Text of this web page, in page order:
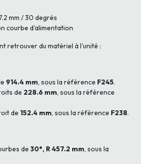
mm / 30 degrés
courbe d'alimentation
retrouver du matériel à l'unité :
914.4 mm, sous la référence F245.
de 228.6 mm, sous la référence
de 152.4 mm, sous la référence F238.
de 30°, R 457.2 mm, sous la